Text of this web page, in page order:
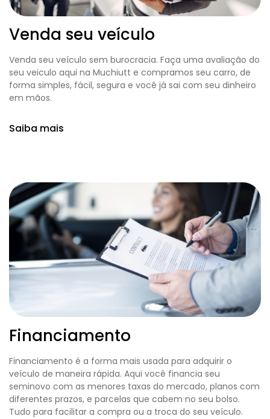
Venda seu veículo
Venda seu veículo sem burocracia. Faça uma avaliação do
seu veiculo aqui na Muchiutt e compramos seu carro, de
forma simples, fácil, segura e você já sai com seu dinheiro
em mãos.
Saiba mais
Financiamento
Financiamento é a forma mais usada para adquirir o
veículo de maneira rápida. Aqui você financia seu
seminovo com as menores taxas do mercado, planos com
diferentes prazos, e parcelas que cabem no seu bolso.
Tudo para facilitar a compra ou a troca do seu veículo.